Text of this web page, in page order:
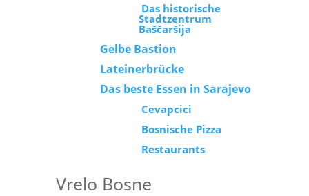
Das historische
Stadtzentrum
Baščaršija
Gelbe Bastion
Lateinerbrücke
Das beste Essen in Sarajevo
Cevapcici
Bosnische Pizza
Restaurants
Vrelo Bosne